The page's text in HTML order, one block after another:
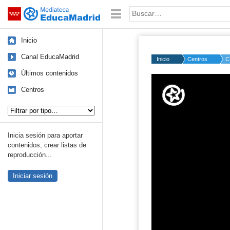
Saltar navegación Palabra o frase:
Inicio
Canal EducaMadrid
Últimos contenidos
Centros
Inicia sesión para aportar
contenidos, crear listas de
reproducción...
Iniciar sesión
Inicio Centros
50%